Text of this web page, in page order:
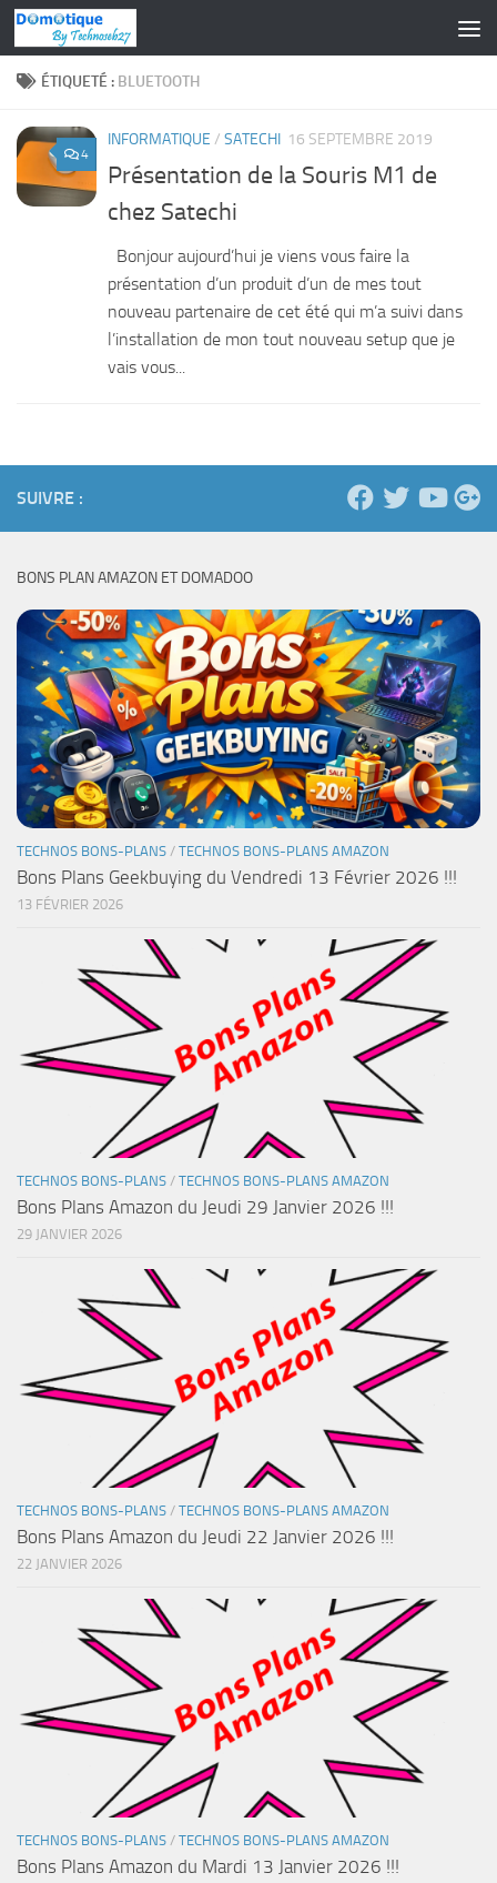
Skip to content
ÉTIQUETÉ : BLUETOOTH
4
INFORMATIQUE / SATECHI 16 SEPTEMBRE 2019
Présentation de la Souris M1 de
chez Satechi
Bonjour aujourd’hui je viens vous faire la
présentation d’un produit d’un de mes tout
nouveau partenaire de cet été qui m’a suivi dans
l’installation de mon tout nouveau setup que je
vais vous...
SUIVRE :
BONS PLAN AMAZON ET DOMADOO
TECHNOS BONS-PLANS / TECHNOS BONS-PLANS AMAZON
Bons Plans Geekbuying du Vendredi 13 Février 2026 !!!
13 FÉVRIER 2026
TECHNOS BONS-PLANS / TECHNOS BONS-PLANS AMAZON
Bons Plans Amazon du Jeudi 29 Janvier 2026 !!!
29 JANVIER 2026
TECHNOS BONS-PLANS / TECHNOS BONS-PLANS AMAZON
Bons Plans Amazon du Jeudi 22 Janvier 2026 !!!
22 JANVIER 2026
TECHNOS BONS-PLANS / TECHNOS BONS-PLANS AMAZON
Bons Plans Amazon du Mardi 13 Janvier 2026 !!!